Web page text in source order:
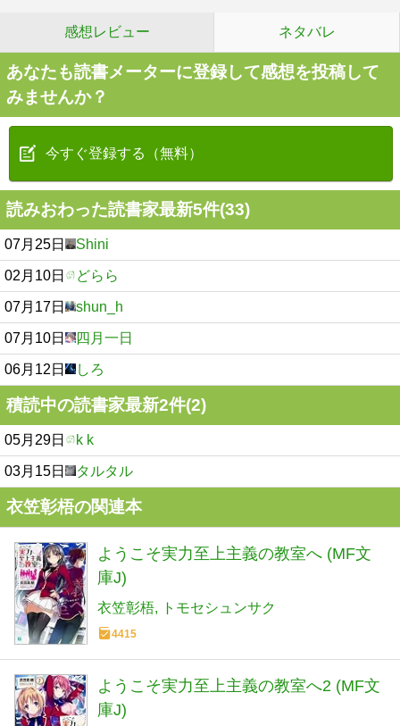
感想レビュー ネタバレ
あなたも読書メーターに登録して感想を投稿して
みませんか？
今すぐ登録する（無料）
読みおわった読書家最新5件(33)
07月25日 Shini
02月10日 どらら
07月17日 shun_h
07月10日 四月一日
06月12日 しろ
積読中の読書家最新2件(2)
05月29日 k k
03月15日 タルタル
衣笠彰梧の関連本
ようこそ実力至上主義の教室へ (MF文
庫J)
衣笠彰梧 トモセシュンサク
4415
ようこそ実力至上主義の教室へ2 (MF文
庫J)